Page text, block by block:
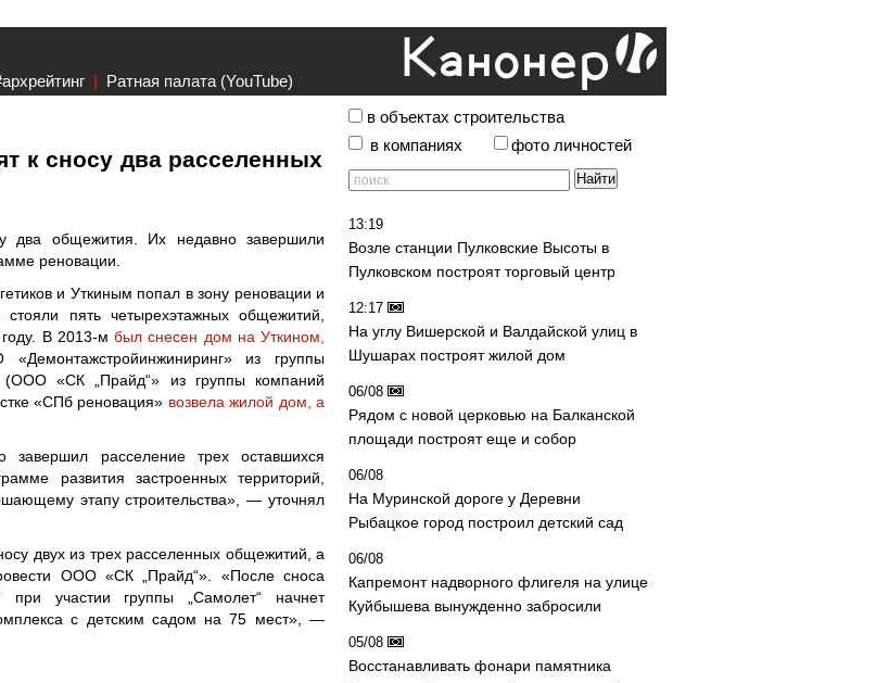
| Ратная палата (YouTube)
к сносу два расселенных
два общежития. Их недавно завершили
реновации.
и Уткиным попал в зону реновации и
пять четырехэтажных общежитий,
году. В 2013-мбыл снесен дом на Уткином,
из группы
(ООО «СК „Прайд“» из группы компаний
«СПб реновация» возвела жилой дом, а
завершил расселение трех оставшихся
развития застроенных территорий,
этапу строительства», — уточнял
двух из трех расселенных общежитий, а
ООО «СК „Прайд“». «После сноса
участии группы „Самолет“ начнет
с детским садом на 75 мест», —
в объектах строительства
в компаниях
фото личностей
13:19
Возле станции Пулковские Высоты в
Пулковском построят торговый центр
12:17
На углу Вишерской и Валдайской улиц в
Шушарах построят жилой дом
06/08
Рядом с новой церковью на Балканской
площади построят еще и собор
06/08
На Муринской дороге у Деревни
Рыбацкое город построил детский сад
06/08
Капремонт надворного флигеля на улице
Куйбышева вынужденно забросили
05/08
Восстанавливать фонари памятника